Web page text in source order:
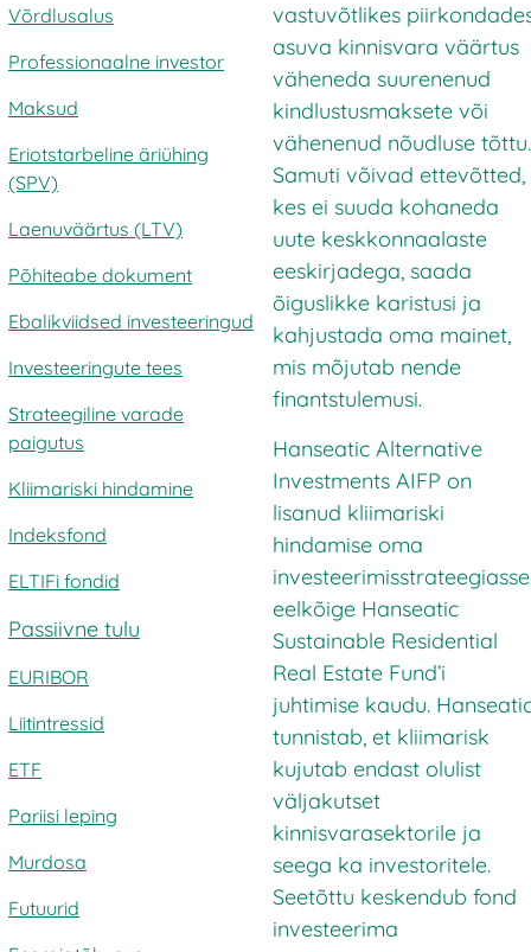
Võrdlusalus
Professionaalne investor
Maksud
Eriotstarbeline äriühing
(SPV)
Laenuväärtus (LTV)
Põhiteabe dokument
Ebalikviidsed investeeringud
Investeeringute tees
Strateegiline varade
paigutus
Kliimariski hindamine
Indeksfond
ELTIFi fondid
Passiivne tulu
EURIBOR
Liitintressid
ETF
Pariisi leping
Murdosa
Futuurid
vastuvõtlikes
asuva kinnisvara väärtus
väheneda suurenenud
kindlustusmaksete või
vähenenud nõudluse tõttu.
Samuti võivad ettevõtted,
kes ei suuda kohaneda
uute keskkonnaalaste
eeskirjadega, saada
õiguslikke karistusi ja
kahjustada oma mainet,
mis mõjutab nende
finantstulemusi.
Hanseatic Alternative
Investments AIFP on
lisanud kliimariski
hindamise oma
eelkõige Hanseatic
Sustainable Residential
Real Estate Fund’i
juhtimise kaudu.
tunnistab, et kliimarisk
kujutab endast olulist
väljakutset
kinnisvarasektorile ja
seega ka investoritele.
Seetõttu keskendub fond
investeerima